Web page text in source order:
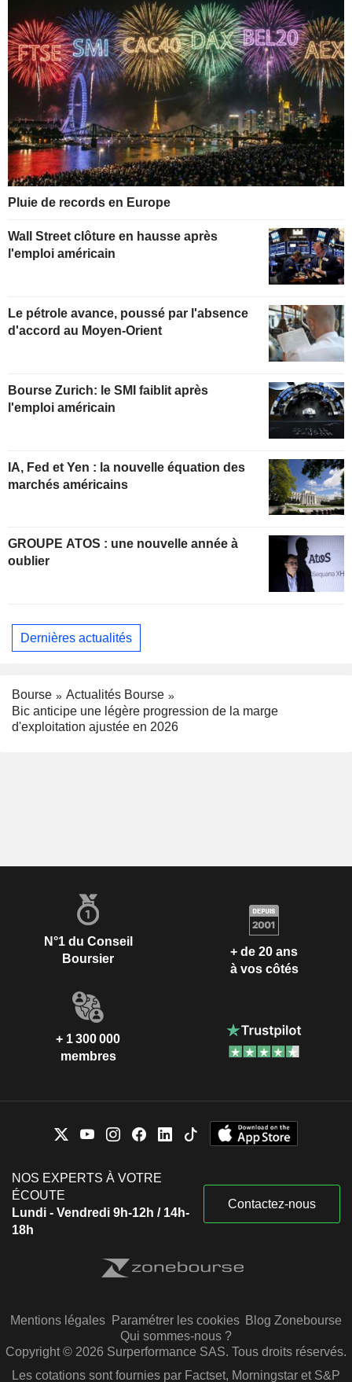
Pluie de records en Europe
Wall Street clôture en hausse après
l'emploi américain
Le pétrole avance, poussé par l'absence
d'accord au Moyen-Orient
Bourse Zurich: le SMI faiblit après
l'emploi américain
IA, Fed et Yen : la nouvelle équation des
marchés américains
GROUPE ATOS : une nouvelle année à
oublier
Dernières actualités
Bourse
Actualités Bourse
Bic anticipe une légère progression de la marge
d'exploitation ajustée en 2026
N°1 du Conseil
Boursier
+ de 20 ans
à vos côtés
+ 1 300 000
membres
NOS EXPERTS À VOTRE
ÉCOUTE
Lundi - Vendredi 9h-12h / 14h-
18h
Contactez-nous
Mentions légales Paramétrer les cookies Blog Zonebourse
Qui sommes-nous ?
Copyright © 2026 Surperformance SAS. Tous droits réservés.
Les cotations sont fournies par Factset, Morningstar et S&P